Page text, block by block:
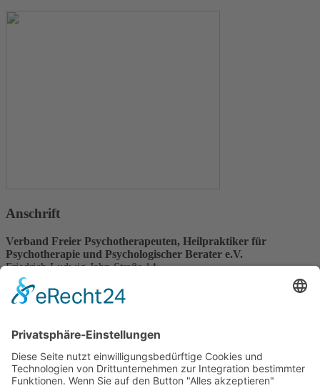
Anschrift
Verband Freier Psychotherapeuten, Heilpraktiker für
Psychotherapie und Psychologischer Berater e.V.
Friedrich-Ludwig-Jahn-Straße 14
31582 Nienburg/Weser
Service-Team
05021-8650320
Diese E-Mail-Adresse ist vor Spambots geschützt! Zur Anzeige
muss JavaScript eingeschaltet sein.